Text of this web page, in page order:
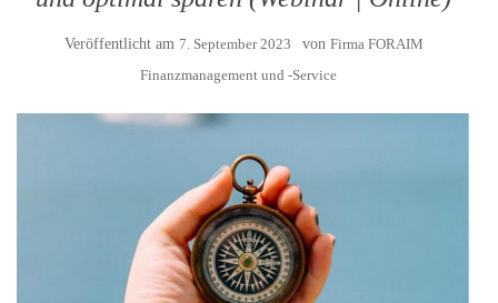
Veröffentlicht am 7. September 2023 von Firma FORAIM
Finanzmanagement und -Service